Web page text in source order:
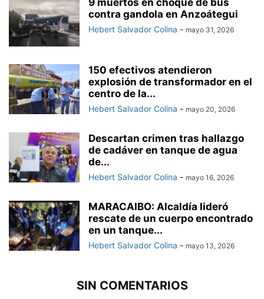
9 muertos en choque de bus
contra gandola en Anzoátegui
Hebert Salvador Colina - mayo 31, 2026
150 efectivos atendieron
explosión de transformador en el
centro de la...
Hebert Salvador Colina - mayo 20, 2026
Descartan crimen tras hallazgo
de cadáver en tanque de agua
de...
Hebert Salvador Colina - mayo 16, 2026
MARACAIBO: Alcaldía lideró
rescate de un cuerpo encontrado
en un tanque...
Hebert Salvador Colina - mayo 13, 2026
SIN COMENTARIOS